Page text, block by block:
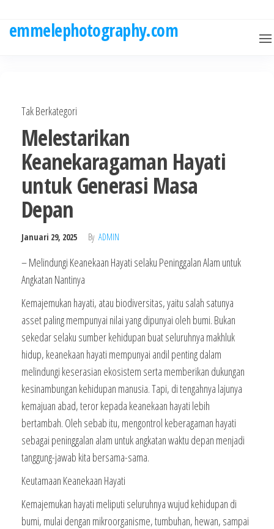
emmelephotography.com
Tak Berkategori
Melestarikan
Keanekaragaman Hayati
untuk Generasi Masa
Depan
Januari 29, 2025 By ADMIN
– Melindungi Keanekaan Hayati selaku Peninggalan Alam untuk
Angkatan Nantinya
Kemajemukan hayati, atau biodiversitas, yaitu salah satunya
asset paling mempunyai nilai yang dipunyai oleh bumi. Bukan
sekedar selaku sumber kehidupan buat seluruhnya makhluk
hidup, keanekaan hayati mempunyai andil penting dalam
melindungi keserasian ekosistem serta memberikan dukungan
kesinambungan kehidupan manusia. Tapi, di tengahnya lajunya
kemajuan abad, teror kepada keanekaan hayati lebih
bertambah. Oleh sebab itu, mengontrol keberagaman hayati
sebagai peninggalan alam untuk angkatan waktu depan menjadi
tanggung-jawab kita bersama-sama.
Keutamaan Keanekaan Hayati
Kemajemukan hayati meliputi seluruhnya wujud kehidupan di
bumi, mulai dengan mikroorganisme, tumbuhan, hewan, sampai